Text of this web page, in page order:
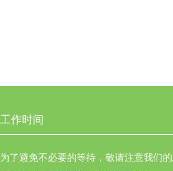
工作时间
为了避免不必要的等待，敬请注意我们